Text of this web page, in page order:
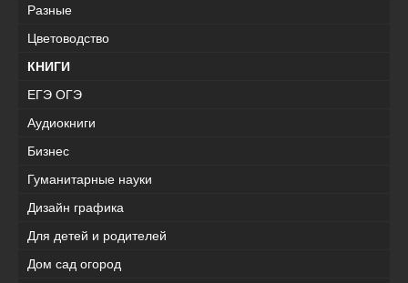
Разные
Цветоводство
КНИГИ
ЕГЭ ОГЭ
Аудиокниги
Бизнес
Гуманитарные науки
Дизайн графика
Для детей и родителей
Дом сад огород